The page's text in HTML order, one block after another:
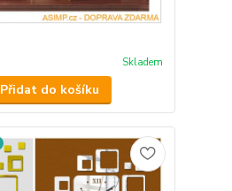
Skladem
Přidat do košíku